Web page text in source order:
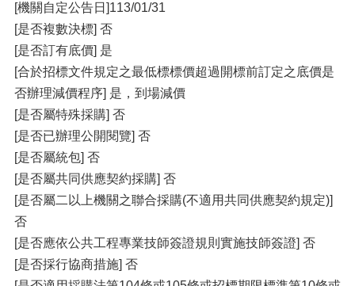
[機關自定公告日]113/01/31
[是否複數決標] 否
[是否訂有底價] 是
[合於招標文件規定之最低標標價超過開標前訂定之底價是
否辦理減價程序] 是，到場減價
[是否屬特殊採購] 否
[是否已辦理公開閱覽] 否
[是否屬統包] 否
[是否屬共同供應契約採購] 否
[是否屬二以上機關之聯合採購(不適用共同供應契約規定)]
否
[是否應依公共工程專業技師簽證規則實施技師簽證] 否
[是否採行協商措施] 否